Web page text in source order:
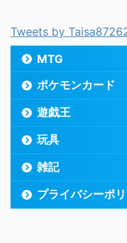
Tweets by
MTG
ポケモンカード
遊戯王
玩具
雑記
プライバシーポ